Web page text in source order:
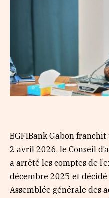
BGFIBank Gabon
2 avril 2026, le Conseil
a arrêté les comptes de
décembre 2025 et
Assemblée générale des